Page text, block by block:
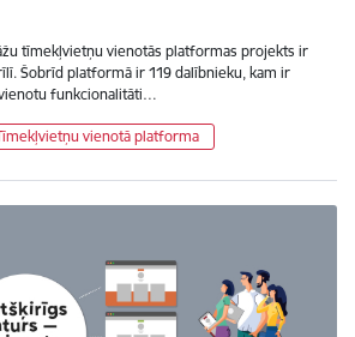
tīmekļvietņu vienotās platformas projekts ir
Šobrīd platformā ir 119 dalībnieku, kam ir
funkcionalitāti…
vienotā platforma